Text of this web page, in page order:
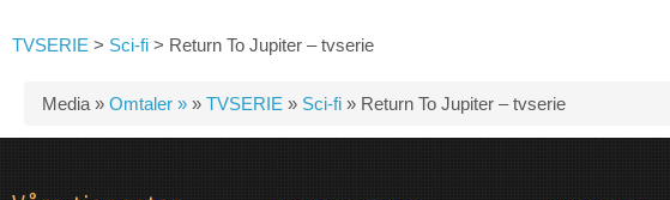
TVSERIE > Sci-fi > Return To Jupiter – tvserie
Media » Omtaler » » TVSERIE » Sci-fi » Return To Jupiter – tvserie